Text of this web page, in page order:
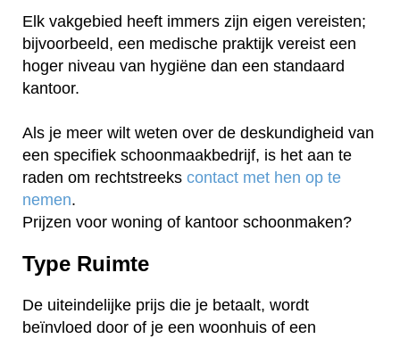
Elk vakgebied heeft immers zijn eigen vereisten;
bijvoorbeeld, een medische praktijk vereist een
hoger niveau van hygiëne dan een standaard
kantoor.
Als je meer wilt weten over de deskundigheid van
een specifiek schoonmaakbedrijf, is het aan te
raden om rechtstreeks contact met hen op te
nemen.
Prijzen voor woning of kantoor schoonmaken?
Type Ruimte
De uiteindelijke prijs die je betaalt, wordt
beïnvloed door of je een woonhuis of een